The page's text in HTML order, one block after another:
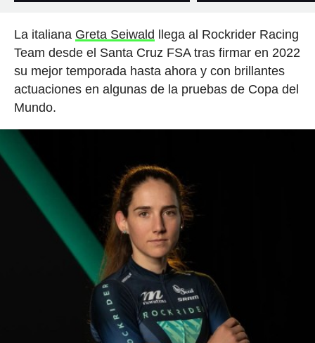
La italiana Greta Seiwald llega al Rockrider Racing
Team desde el Santa Cruz FSA tras firmar en 2022
su mejor temporada hasta ahora y con brillantes
actuaciones en algunas de la pruebas de Copa del
Mundo.